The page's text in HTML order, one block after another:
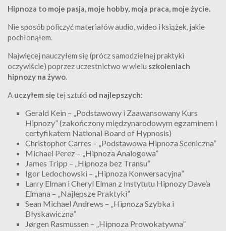
Hipnoza to moje pasja, moje hobby, moja praca, moje życie.
Nie sposób policzyć materiałów audio, wideo i książek, jakie
pochłonąłem.
Najwięcej nauczyłem się (prócz samodzielnej praktyki
oczywiście) poprzez uczestnictwo w wielu szkoleniach
hipnozy na żywo.
A uczyłem siętej sztuki od najlepszych:
Gerald Kein – „Podstawowy i Zaawansowany Kurs
Hipnozy” (zakończony międzynarodowym egzaminem i
certyfikatem National Board of Hypnosis)
Christopher Carres – „Podstawowa Hipnoza Sceniczna”
Michael Perez – „Hipnoza Analogowa”
James Tripp – „Hipnoza bez Transu”
Igor Ledochowski – „Hipnoza Konwersacyjna”
Larry Elman i Cheryl Elman z Instytutu Hipnozy Dave’a
Elmana – „Najlepsze Praktyki”
Sean Michael Andrews – „Hipnoza Szybka i
Błyskawiczna”
Jørgen Rasmussen – „Hipnoza Prowokatywna”